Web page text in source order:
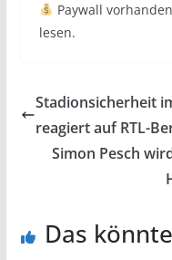
Paywall
lesen.
Stadionsicherheit
reagiert auf RTL-
Simon Pesch
Das